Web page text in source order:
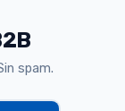
spam.